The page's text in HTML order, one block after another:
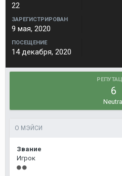
22
ЗАРЕГИСТРИРОВАН
9 мая, 2020
ПОСЕЩЕНИЕ
14 декабря, 2020
6
Neutral
О МЭЙСИ
Звание
Игрок